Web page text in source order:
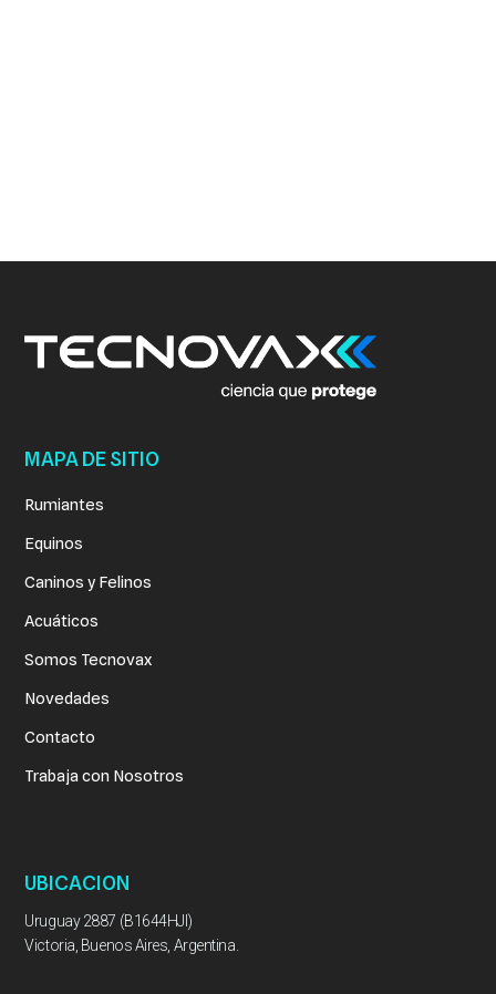
MAPA DE SITIO
Rumiantes
Equinos
Caninos y Felinos
Acuáticos
Somos Tecnovax
Novedades
Contacto
Trabaja con Nosotros
UBICACION
Uruguay 2887 (B1644HJI)
Victoria, Buenos Aires, Argentina.